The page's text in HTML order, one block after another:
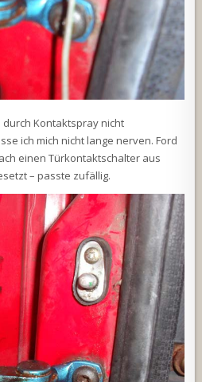
durch Kontaktspray nicht
ich mich nicht lange nerven. Ford
einen Türkontaktschalter aus
– passte zufällig.